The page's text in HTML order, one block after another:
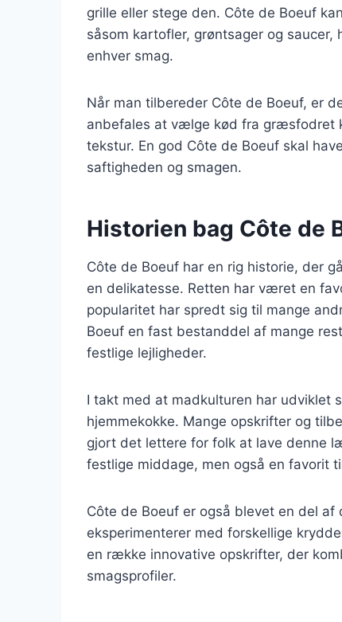
grille eller stege den. Côte de Boeuf
såsom kartofler, grøntsager og
enhver smag.
Når man tilbereder Côte de Boeuf, er
anbefales at vælge kød fra græsfodret
tekstur. En god Côte de Boeuf skal
saftigheden og smagen.
Historien bag Côte de
Côte de Boeuf har en rig historie, der
en delikatesse. Retten har været en
popularitet har spredt sig til mange
Boeuf en fast bestanddel af mange
festlige lejligheder.
I takt med at madkulturen har udviklet
hjemmekokke. Mange opskrifter og
gjort det lettere for folk at lave denne
festlige middage, men også en favorit
Côte de Boeuf er også blevet en del
eksperimenterer med forskellige
en række innovative opskrifter, der
smagsprofiler.